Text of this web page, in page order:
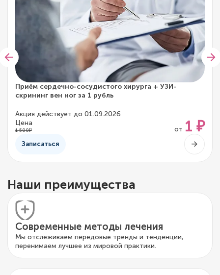
Приём сердечно-сосудистого хирурга + УЗИ-
скрининг вен ног за 1 рубль
Акция действует до 01.09.2026
Цена
1 500₽ от 1 ₽
Записаться
Наши преимущества
Современные методы лечения
Мы отслеживаем передовые тренды и тенденции,
перенимаем лучшее из мировой практики.